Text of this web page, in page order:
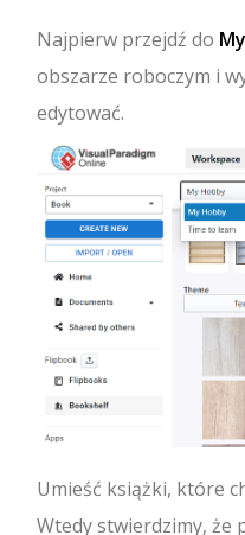
Najpierw przejdź do
obszarze roboczym i
edytować.
Umieść książki, które
Wtedy stwierdzimy, że